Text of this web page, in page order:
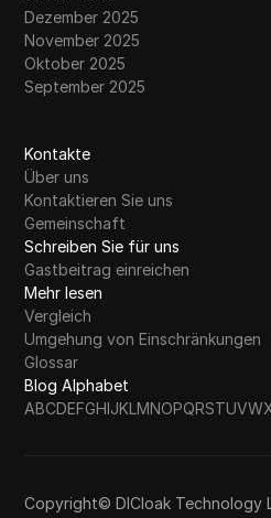
Dezember 2025
November 2025
Oktober 2025
September 2025
Kontakte
Über uns
Kontaktieren Sie uns
Gemeinschaft
Schreiben Sie für uns
Gastbeitrag einreichen
Mehr lesen
Vergleich
Umgehung von Einschränkungen
Glossar
Blog Alphabet
ABCDEFGHIJKLMNOPQRSTUVW
Copyright© DICloak Technology